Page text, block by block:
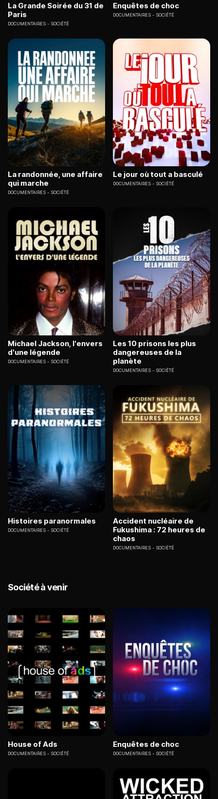
La Grande Soirée du 31 de
Paris
DOCUMENTAIRES SOCIÉTÉ
Enquêtes de choc
DOCUMENTAIRES SOCIÉTÉ
La randonnée, une affaire
qui marche
DOCUMENTAIRES SOCIÉTÉ
Le jour où tout a basculé
DOCUMENTAIRES SOCIÉTÉ
Michael Jackson, l'envers
d'une légende
DOCUMENTAIRES SOCIÉTÉ
Les 10 prisons les plus
dangereuses de la
planète
DOCUMENTAIRES SOCIÉTÉ
Histoires paranormales
DOCUMENTAIRES SOCIÉTÉ
Accident nucléaire de
Fukushima : 72 heures de
chaos
DOCUMENTAIRES SOCIÉTÉ
Société à venir
House of Ads
DOCUMENTAIRES SOCIÉTÉ
Enquêtes de choc
DOCUMENTAIRES SOCIÉTÉ